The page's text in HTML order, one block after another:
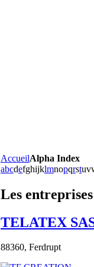
AccueilAlpha Index
abcdefghijklmnopqrstuv
Les
TELATEX
88360, Ferdrupt